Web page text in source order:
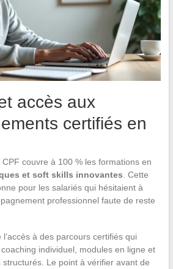
accès aux
certifiés en
couvre à 100 % les formations en
et soft skills innovantes . Cette
pour les salariés qui hésitaient à
professionnel faute de reste
à des parcours certifiés qui
individuel, modules en ligne et
Le point à vérifier avant de